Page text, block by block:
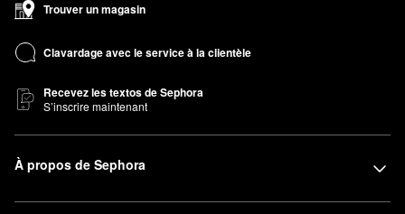
Trouver un magasin
Clavardage avec le service à la clientèle
Recevez les textos de Sephora
S’inscrire maintenant
À propos de Sephora